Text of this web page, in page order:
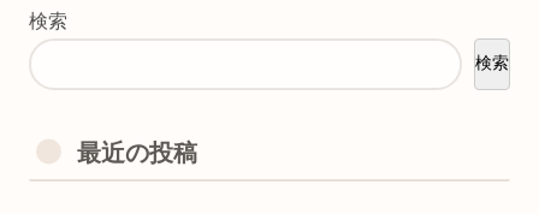
検索
検索
最近の投稿